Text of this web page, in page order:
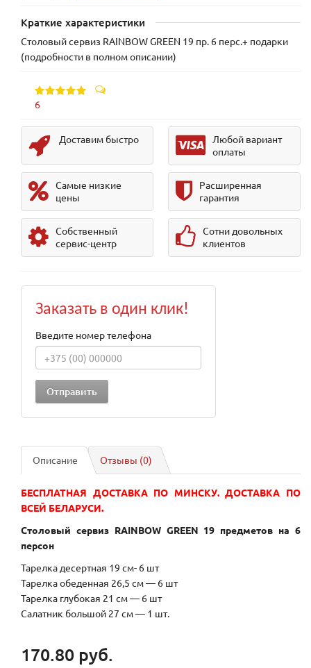
Краткие характеристики
Столовый сервиз RAINBOW GREEN 19 пр. 6 перс.+ подарки
(подробности в полном описании)
6
Доставим быстро
Любой вариант
оплаты
Самые низкие
цены
Расширенная
гарантия
Собственный
сервис-центр
Сотни довольных
клиентов
Заказать в один клик!
Введите номер телефона
Описание Отзывы (0)
БЕСПЛАТНАЯ ДОСТАВКА ПО МИНСКУ. ДОСТАВКА ПО
ВСЕЙ БЕЛАРУСИ.
Столовый сервиз RAINBOW GREEN 19 предметов на 6
персон
Тарелка десертная 19 см- 6 шт
Тарелка обеденная 26,5 см — 6 шт
Тарелка глубокая 21 см — 6 шт
Салатник большой 27 см — 1 шт.
170.80 руб.